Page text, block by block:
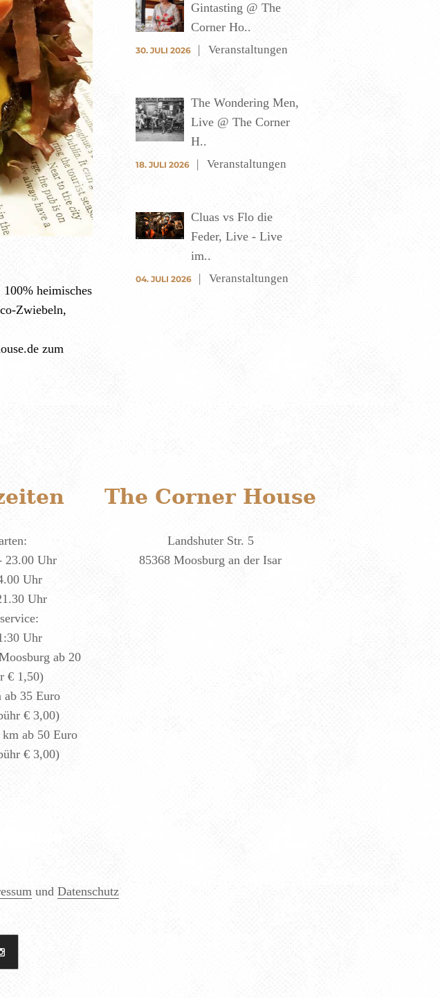
heimisches
Zwiebeln,
zum
Gintasting @ The
Corner Ho..
30. JULI 2026 Veranstaltungen
The Wondering Men,
Live @ The Corner
H..
18. JULI 2026 Veranstaltungen
Cluas vs Flo die
Feder, Live - Live
im..
04. JULI 2026 Veranstaltungen
23.00 Uhr
Uhr
Uhr
Uhr
ab 20
€ 1,50)
35 Euro
€ 3,00)
ab 50 Euro
€ 3,00)
The Corner House
Landshuter Str. 5
85368 Moosburg an der Isar
und Datenschutz